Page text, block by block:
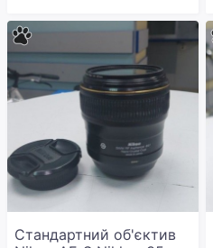
Стандартний об'єктив